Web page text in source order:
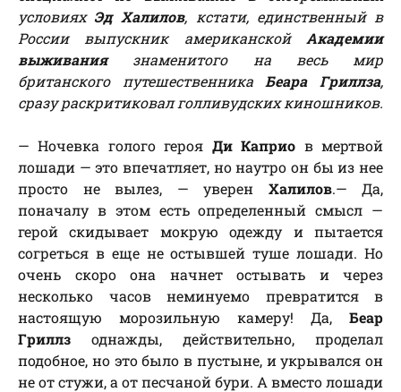
условияхЭд Халилов, кстати, единственный в
России выпускник американской Академии
выживаниязнаменитого на весь мир
британского путешественника Беара Гриллза,
сразу раскритиковал голливудских киношников.
— Ночевка голого героя Ди Каприо в мертвой
лошади — это впечатляет, но наутро он бы из нее
просто не вылез, — уверен Халилов.— Да,
поначалу в этом есть определенный смысл —
герой скидывает мокрую одежду и пытается
согреться в еще не остывшей туше лошади. Но
очень скоро она начнет остывать и через
несколько часов неминуемо превратится в
настоящую морозильную камеру! Да, Беар
Гриллз однажды, действительно, проделал
подобное, но это было в пустыне, и укрывался он
не от стужи, а от песчаной бури. А вместо лошади